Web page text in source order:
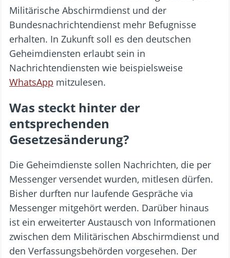
Militärische Abschirmdienst und der
Bundesnachrichtendienst mehr Befugnisse
erhalten. In Zukunft soll es den deutschen
Geheimdiensten erlaubt sein in
Nachrichtendiensten wie beispielsweise
WhatsApp mitzulesen.
Was steckt hinter der
entsprechenden
Gesetzesänderung?
Die Geheimdienste sollen Nachrichten, die per
Messenger versendet wurden, mitlesen dürfen.
Bisher durften nur laufende Gespräche via
Messenger mitgehört werden. Darüber hinaus
ist ein erweiterter Austausch von Informationen
zwischen dem Militärischen Abschirmdienst und
den Verfassungsbehörden vorgesehen. Der